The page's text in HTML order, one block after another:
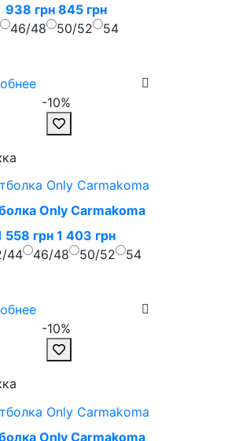
938 грн 845 грн
46/48
50/52 54
-10%
Only Carmakoma
558 грн 1 403 грн
44
46/48 50/52 54
-10%
Only Carmakoma